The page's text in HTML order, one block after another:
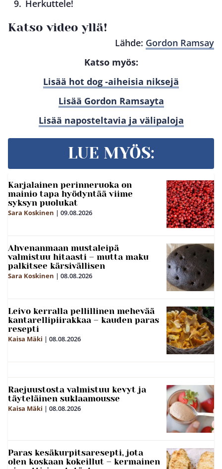
Herkuttele!
Katso video yllä!
Lähde: Gordon Ramsay
Katso myös:
Lisää hot dog -aiheisia niksejä
Lisää Gordon Ramsayta
Lisää naposteltavia ja välipaloja
LUE MYÖS:
Karjalainen perinneruoka on
mainio tapa hyödyntää viime
syksyn puolukat
Sara Koskinen | 09.08.2026
Ahvenanmaan mustaleipä
valmistuu hitaasti – mutta maku
palkitsee kärsivällisen
Sara Koskinen | 08.08.2026
Leivo kerralla pellillinen mehevää
kantarellipiirakkaa – kauden paras
resepti
Kaisa Mäki | 08.08.2026
Raejuustosta valmistuu kevyt ja
täyteläinen suklaamousse
Kaisa Mäki | 08.08.2026
Paras kesäkurpitsaresepti, jota
olen koskaan kokeillut – kermainen